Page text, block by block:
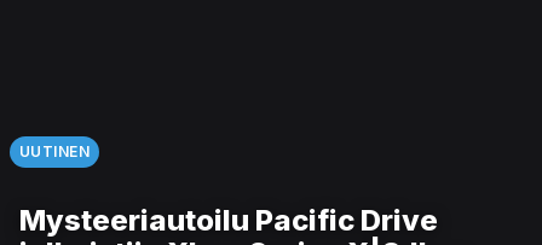
UUTINEN
Mysteeriautoilu Pacific Drive